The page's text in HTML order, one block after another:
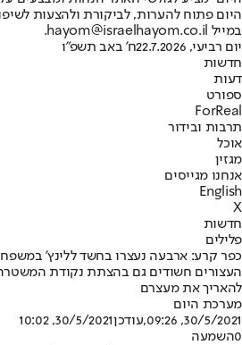
היום פתוח להערות, לביקורת ולהצעות
במייל hayom@israelhayom.co.il.
יום רביעי, 22.7.2026
ח' באב תשפ"ו
חדשות
דעות
ספורט
ForReal
תרבות ובידור
אוכל
מגזין
אנחנו מגייסים
English
X
חדשות
פלילים
כפר קרע: ארבעה נעצרו בחשד ללינץ'
העצורים חשודים גם בהצתת נקודת
להאריך את מעצרם
מערכת היום
30/5/2021, 09:26
,עודכן30/5/2021, 10:02
0השמעה